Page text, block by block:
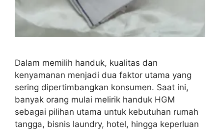
Dalam memilih handuk, kualitas dan
kenyamanan menjadi dua faktor utama yang
sering dipertimbangkan konsumen. Saat ini,
banyak orang mulai melirik handuk HGM
sebagai pilihan utama untuk kebutuhan rumah
tangga, bisnis laundry, hotel, hingga keperluan